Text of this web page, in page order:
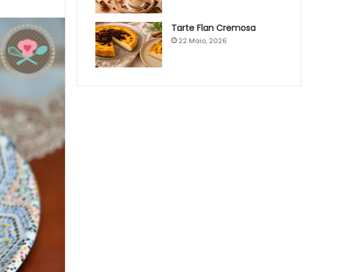
Tarte Flan Cremosa
22 Maio, 2026